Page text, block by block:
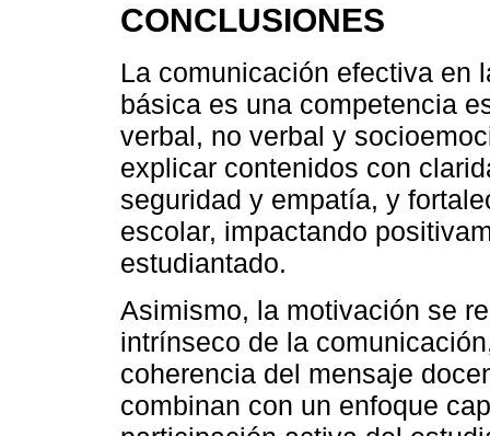
CONCLUSIONES
La comunicación efectiva en
básica es una competencia
verbal, no verbal y
explicar contenidos con
seguridad y empatía, y
escolar, impactando
estudiantado.
Asimismo, la motivación se
intrínseco de la
coherencia del mensaje
combinan con un enfoque